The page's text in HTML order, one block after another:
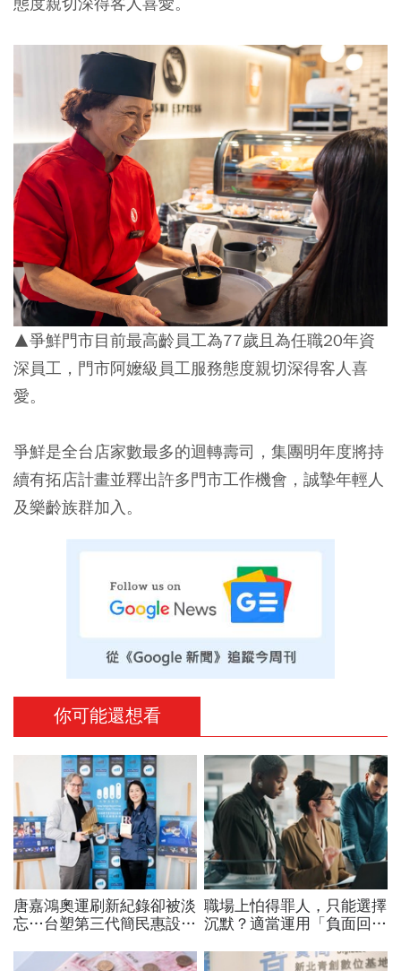
▲爭鮮門市目前最高齡員工為77歲且為任職20年資
深員工，門市阿嬤級員工服務態度親切深得客人喜
愛。
爭鮮是全台店家數最多的迴轉壽司，集團明年度將持
續有拓店計畫並釋出許多門市工作機會，誠摯年輕人
及樂齡族群加入。
你可能還想看
唐嘉鴻奧運刷新紀錄卻被淡
忘…台塑第三代簡民惠設台
只有金牌才值得掌聲
職場上怕得罪人，只能選擇
沉默？適當運用「負面回